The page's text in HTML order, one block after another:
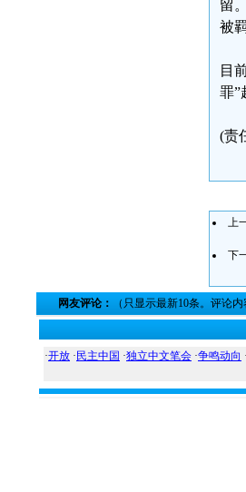
留
被
目
罪”
(责
上
下
网友评论： （只显示最新10条。评论
·开放 · 民主中国 ·独立中文笔会 ·争鸣动向 ·